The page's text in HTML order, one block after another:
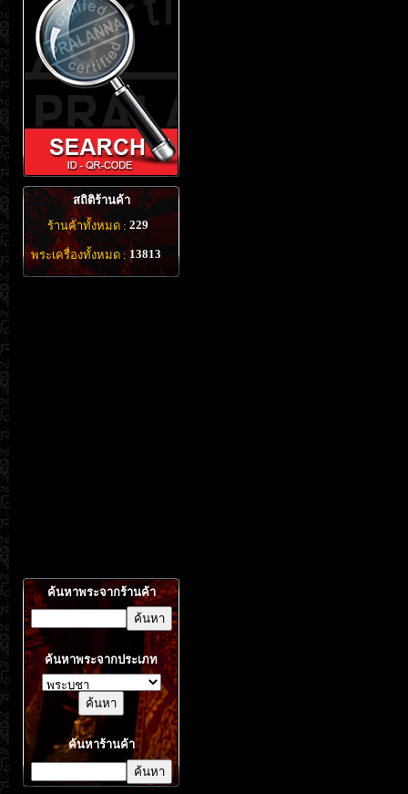
สถิติร้านค้า
ร้านค้าทั้งหมด : 229
พระเครื่องทั้งหมด : 13813
ค้นหาพระจากร้านค้า
ค้นหาพระจากประเภท
ค้นหาร้านค้า